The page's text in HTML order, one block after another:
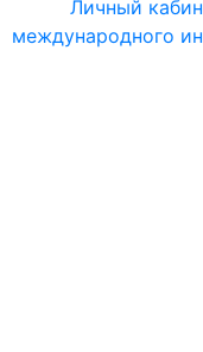
Личный
международного